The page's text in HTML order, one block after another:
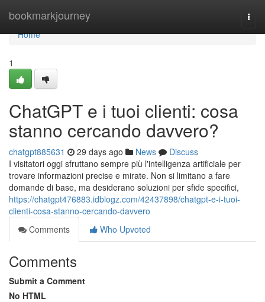
bookmarkjourney
Home
Home
1
ChatGPT e i tuoi clienti: cosa
stanno cercando davvero?
chatgpt885631 29 days ago News
Discuss
I visitatori oggi sfruttano sempre più l'intelligenza artificiale per
trovare informazioni precise e mirate. Non si limitano a fare
domande di base, ma desiderano soluzioni per sfide specifici,
https://chatgpt476883.idblogz.com/42437898/chatgpt-e-i-tuoi-
clienti-cosa-stanno-cercando-davvero
Comments
Who Upvoted
Comments
Submit a Comment
No HTML